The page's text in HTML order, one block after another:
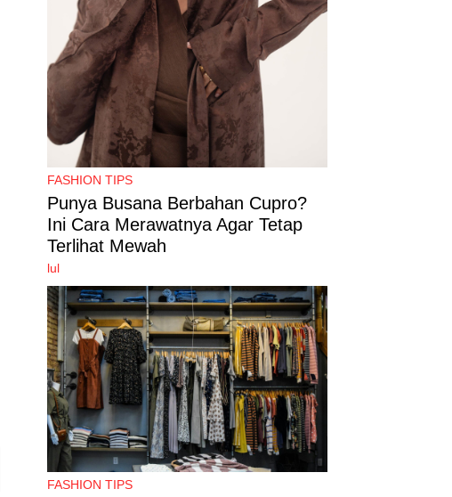
FASHION TIPS
Punya Busana Berbahan Cupro?
Ini Cara Merawatnya Agar Tetap
Terlihat Mewah
lul
FASHION TIPS